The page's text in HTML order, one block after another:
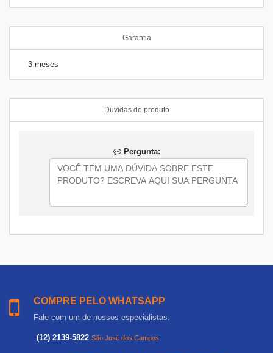
Garantia
3 meses
Duvidas do produto
Pergunta:
COMPRE PELO WHATSAPP
Fale com um de nossos especialistas.
(12) 2139-5822 São José dos Campos